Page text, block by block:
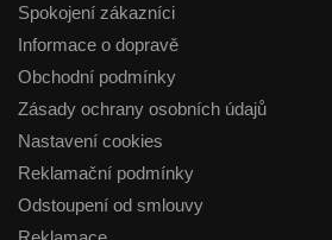
Spokojení zákazníci
Informace o dopravě
Obchodní podmínky
Zásady ochrany osobních údajů
Nastavení cookies
Reklamační podmínky
Odstoupení od smlouvy